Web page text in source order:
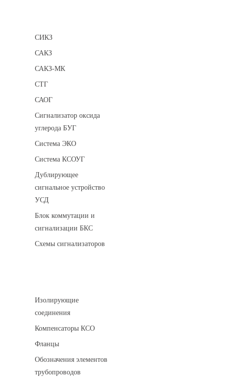
СИКЗ
САКЗ
САКЗ-МК
СТГ
САОГ
Сигнализатор оксида
углерода БУГ
Система ЭКО
Система КСОУГ
Дублирующее
сигнальное устройство
УСД
Блок коммутации и
сигнализации БКС
Схемы сигнализаторов
Изолирующие
соединения
Компенсаторы КСО
Фланцы
Обозначения элементов
трубопроводов